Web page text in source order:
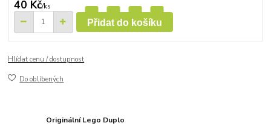
40 Kč/ks
Přidat do košíku
Hlídat cenu / dostupnost
Do oblíbených
Originální Lego Duplo